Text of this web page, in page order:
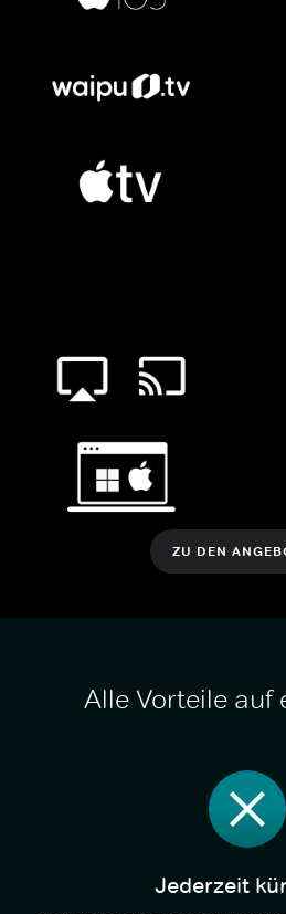
ZU DEN
Alle Vorteile auf
Jederzeit